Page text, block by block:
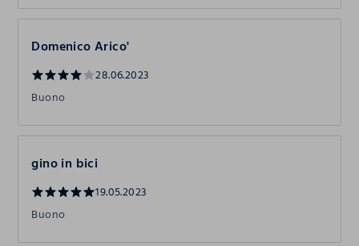
Domenico Arico'
28.06.2023
Buono
gino in bici
19.05.2023
Buono